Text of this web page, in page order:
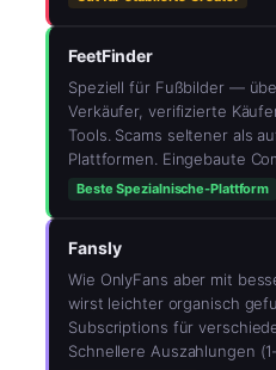
FeetFinder
Speziell für Fußbilder —
Verkäufer, verifizierte
Tools. Scams seltener als
Plattformen. Eingebaute
Beste Spezialnische-Plattform
Fansly
Wie OnlyFans aber mit
wirst leichter organisch
Subscriptions für
Schnellere Auszahlungen